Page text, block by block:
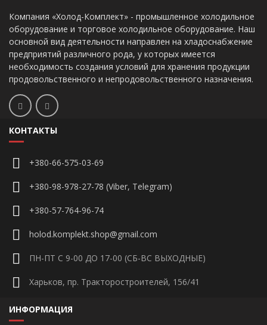
Компания «Холод-Комплект» - промышленное холодильное
оборудование и торговое холодильное оборудование. Наш
основной вид деятельности направлен на хладоснабжение
предприятий различного рода, у которых имеется
необходимость создания условий для хранения продукции
продовольственного и непродовольственного назначения.
КОНТАКТЫ
+380-66-575-03-69
+380-98-978-27-78 (Viber, Telegram)
+380-57-764-96-74
holod.komplekt.shop@gmail.com
ПН-ПТ С 9-00 ДО 17-00 (СБ-ВС ВЫХОДНЫЕ)
Харьков, пр. Тракторостроителей, 156/41
ИНФОРМАЦИЯ